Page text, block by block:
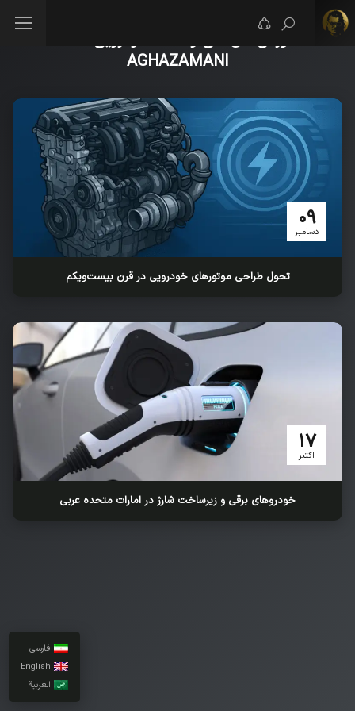
AGHAZAMANI
09
دسامبر
تحول طراحی موتورهای خودرویی در قرن بیست‌و‌یکم
17
اکتبر
خودروهای برقی و زیرساخت شارژ در امارات متحده عربی
فارسی
English
العربية